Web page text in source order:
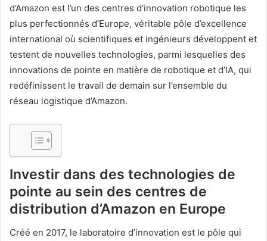
d’Amazon est l’un des centres d’innovation robotique les
plus perfectionnés d’Europe, véritable pôle d’excellence
international où scientifiques et ingénieurs développent et
testent de nouvelles technologies, parmi lesquelles des
innovations de pointe en matière de robotique et d’IA, qui
redéfinissent le travail de demain sur l’ensemble du
réseau logistique d’Amazon.
Investir dans des technologies de
pointe au sein des centres de
distribution d’Amazon en Europe
Créé en 2017, le laboratoire d’innovation est le pôle qui